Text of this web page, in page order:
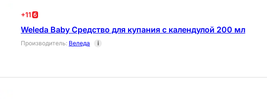
+11
Weleda Baby Средство для купания с календулой 200 мл
Производитель: Веледа i